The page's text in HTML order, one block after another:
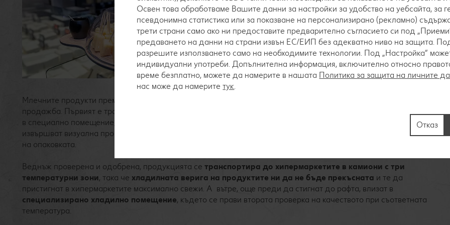
включени в асортимента ни, те стават обект и на т.нар.
един момент имаме постоянно свежа млечна продукция.
Непрекъсната хладилна верига и строги условия на
В Kaufland прилагаме специална програма за прием,
продажба на млечните ни продукти, която е
Млечните продукти преминават два пункта на вътрешен качествен контрол, преди да бъдат изложени за
продажба. Първият е традиционно
в специално помещение, при необходимата температура, специалистите
извършват визуална проверка за вида, аромата и грамажа на продуктите, коректността на етикета и качеството
на опаковката.
Веднъж проверена и одобрена, продукцията се транспортира до хипермаркетите в камиони с три
температурни зони, така че хладилната верига на продуктите ни да не бъде прекъсната и те да
пристигнат в хипермаркетите максимално свежи. А вътре, още преди да стигнат до рафта, влизат в
специализирано хладилно помещение, където се прави втората проверка на качеството при съответната
температура.
Освен това обработваме Вашите данни за настройки за удобство на уебсайта, за
псевдонимна статистика или за показване на персонализирано (рекламно)
трети страни само ако ни предоставите предварително съгласието си под
предаването на данни на страни извън ЕС/ЕИП без адекватно ниво на защита.
разрешите използването само на необходимите технологии. Под „Настройка“
индивидуални употреби. Допълнителна информация, включително относно
време безплатно, можете да намерите в нашата Политика за защита на личните
нас може да намеритетук
Отказ